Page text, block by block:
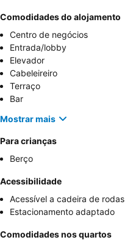
Comodidades do alojamento
Centro de negócios
Entrada/lobby
Elevador
Cabeleireiro
Terraço
Bar
Mostrar mais
Para crianças
Berço
Acessibilidade
Acessível a cadeira de rodas
Estacionamento adaptado
Comodidades nos quartos